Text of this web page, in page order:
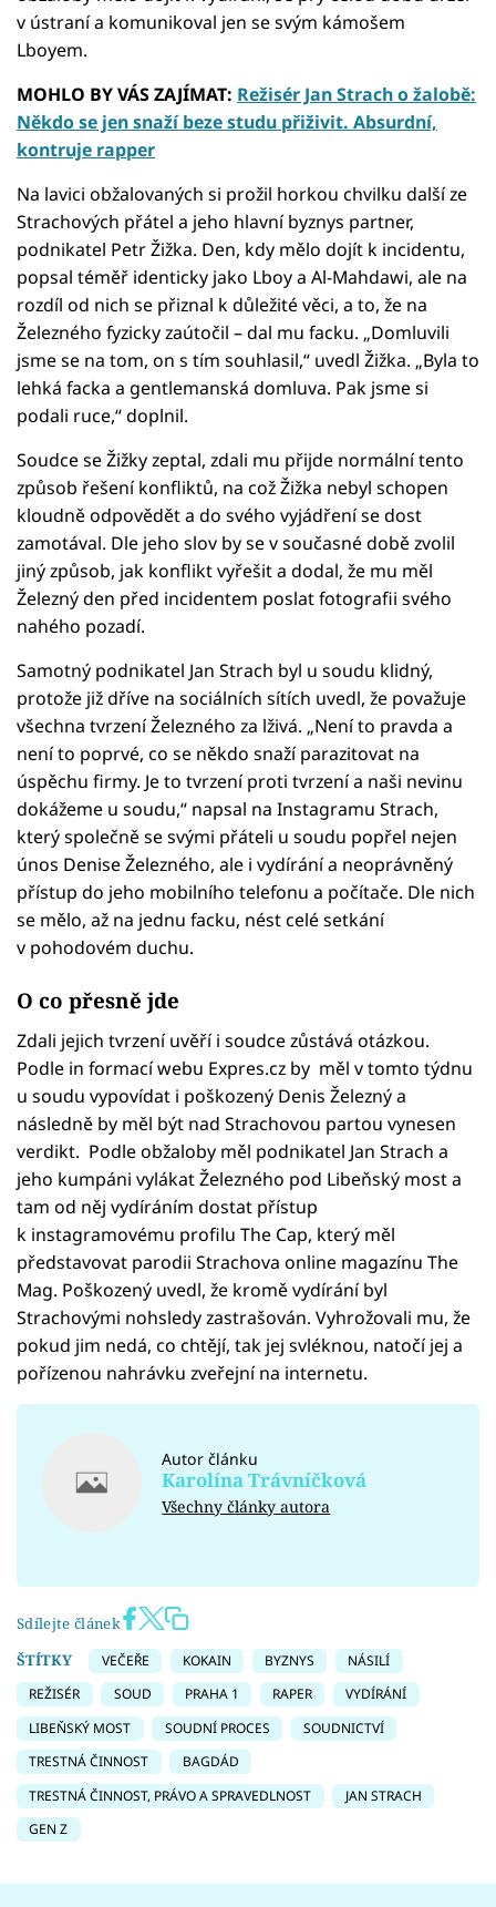
v ústraní a komunikoval jen se svým kámošem
Lboyem.
MOHLO BY VÁS ZAJÍMAT: Režisér Jan Strach o žalobě:
Někdo se jen snaží beze studu přiživit. Absurdní,
kontruje rapper
Na lavici obžalovaných si prožil horkou chvilku další ze
Strachových přátel a jeho hlavní byznys partner,
podnikatel Petr Žižka. Den, kdy mělo dojít k incidentu,
popsal téměř identicky jako Lboy a Al-Mahdawi, ale na
rozdíl od nich se přiznal k důležité věci, a to, že na
Železného fyzicky zaútočil – dal mu facku. „Domluvili
jsme se na tom, on s tím souhlasil,“ uvedl Žižka. „Byla to
lehká facka a gentlemanská domluva. Pak jsme si
podali ruce,“ doplnil.
Soudce se Žižky zeptal, zdali mu přijde normální tento
způsob řešení konfliktů, na což Žižka nebyl schopen
kloudně odpovědět a do svého vyjádření se dost
zamotával. Dle jeho slov by se v současné době zvolil
jiný způsob, jak konflikt vyřešit a dodal, že mu měl
Železný den před incidentem poslat fotografii svého
nahého pozadí.
Samotný podnikatel Jan Strach byl u soudu klidný,
protože již dříve na sociálních sítích uvedl, že považuje
všechna tvrzení Železného za lživá. „Není to pravda a
není to poprvé, co se někdo snaží parazitovat na
úspěchu firmy. Je to tvrzení proti tvrzení a naši nevinu
dokážeme u soudu,“ napsal na Instagramu Strach,
který společně se svými přáteli u soudu popřel nejen
únos Denise Železného, ale i vydírání a neoprávněný
přístup do jeho mobilního telefonu a počítače. Dle nich
se mělo, až na jednu facku, nést celé setkání
v pohodovém duchu.
O co přesně jde
Zdali jejich tvrzení uvěří i soudce zůstává otázkou.
Podle in formací webu Expres.cz by měl v tomto týdnu
u soudu vypovídat i poškozený Denis Železný a
následně by měl být nad Strachovou partou vynesen
verdikt. Podle obžaloby měl podnikatel Jan Strach a
jeho kumpáni vylákat Železného pod Libeňský most a
tam od něj vydíráním dostat přístup
k instagramovému profilu The Cap, který měl
představovat parodii Strachova online magazínu The
Mag. Poškozený uvedl, že kromě vydírání byl
Strachovými nohsledy zastrašován. Vyhrožovali mu, že
pokud jim nedá, co chtějí, tak jej svléknou, natočí jej a
pořízenou nahrávku zveřejní na internetu.
Autor článku
Karolína Trávníčková
Všechny články autora
Sdílejte článek
ŠTÍTKY
VEČEŘE KOKAIN BYZNYS
NÁSILÍ
REŽISÉR
SOUD PRAHA 1 RAPER
VYDÍRÁNÍ
LIBEŇSKÝ MOST
SOUDNÍ PROCES
SOUDNICTVÍ
TRESTNÁ ČINNOST
BAGDÁD
TRESTNÁ ČINNOST, PRÁVO A SPRAVEDLNOST
JAN STRACH
GEN Z